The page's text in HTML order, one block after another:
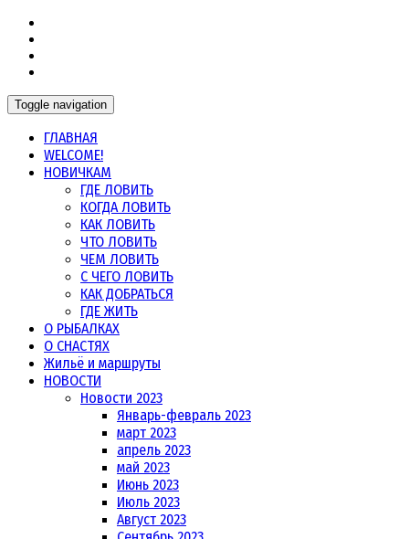
Морская рыбалка
Морская рыбалка в Норвегии, в Мурманской области и
других северных морях
Toggle navigation
ГЛАВНАЯ
WELCOME!
НОВИЧКАМ
ГДЕ ЛОВИТЬ
КОГДА ЛОВИТЬ
КАК ЛОВИТЬ
ЧТО ЛОВИТЬ
ЧЕМ ЛОВИТЬ
С ЧЕГО ЛОВИТЬ
КАК ДОБРАТЬСЯ
ГДЕ ЖИТЬ
О РЫБАЛКАХ
О СНАСТЯХ
Жильё и маршруты
НОВОСТИ
Новости 2023
Январь-февраль 2023
март 2023
апрель 2023
май 2023
Июнь 2023
Июль 2023
Август 2023